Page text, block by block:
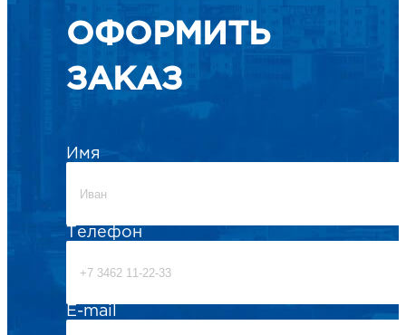
ОФОРМИТЬ
ЗАКАЗ
Имя
Телефон
E-mail